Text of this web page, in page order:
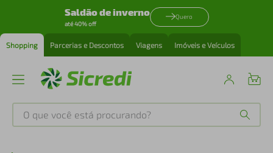
Saldão de inverno
até 40% off
Quero
Shopping Parcerias e Descontos Viagens Imóveis e Veículos
O que você está procurando?